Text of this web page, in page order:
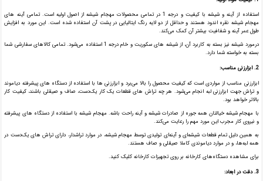
استفاده از آینه و شیشه با کیفیت و درجه 1 در تمامی محصولات مهجام شیشه از اصول اولیه است. تمامی آینه های
مهجام شیشه نقره اندود هستند و حداقل از دو لایه رنگ ایتالیایی در پشت آن استفاده شده است. این مورد به افزایش
طول عمر آینه و شفافیت بیشتر آن کمک می‌کند.
درمورد شیشه نیز بسته به کاربرد آن، از شیشه های سکوریت و خام درجه 1 استفاده می‌شود. تمامی کالا‌های سفارشی شما
بسته به خواسته شما دارد.
2. ابزارزنی مناسب:
ابزارزنی مناسب از مواردی است که کیفیت محصول را بالا می‌برد و ابزارزنی ها با استفاده از دستگاه های پیشرفته دیاموند
و تراش جهت ابزارزنی لبه انجام می‌شود. هر چه تراش های قطعات یک کار یک‌دست، صاف و صیقلی باشند، کیفیت کار
بالاتر خواهد بود.
با مهجام شیشه خیالتان همه جوره از صادرات شیشه و آینه راحت باشه. مهجام شیشه با استفاده از دستگاه های پیشرفته
و نیروی کار مجرب این مورد مهم را رعایت می‌کند.
به همین دلیل تمام قطعات شیشه‌ای و آینه‌ای تولیدی توسط مهجام شیشه، در موارد تراشدار، دارای تراش های یک‌دست در
همه لبه‌ها، و در موارد دیاموندی کاملا صیقلی و صاف هستند.
برای مشاهده دستگاه‌های کارخانه بر روی تجهیزات کارخانه کلیک کنید.
3. دقت در ابعاد: